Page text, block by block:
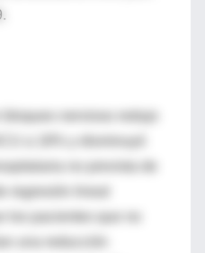
nervioso redujo
regresión lineal